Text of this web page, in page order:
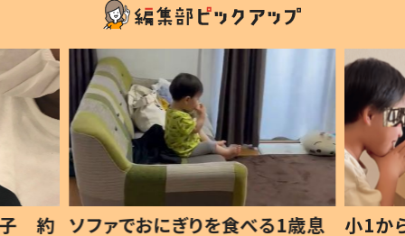
歳息
小1から不登校、息子は「ギフテ
ひ孫